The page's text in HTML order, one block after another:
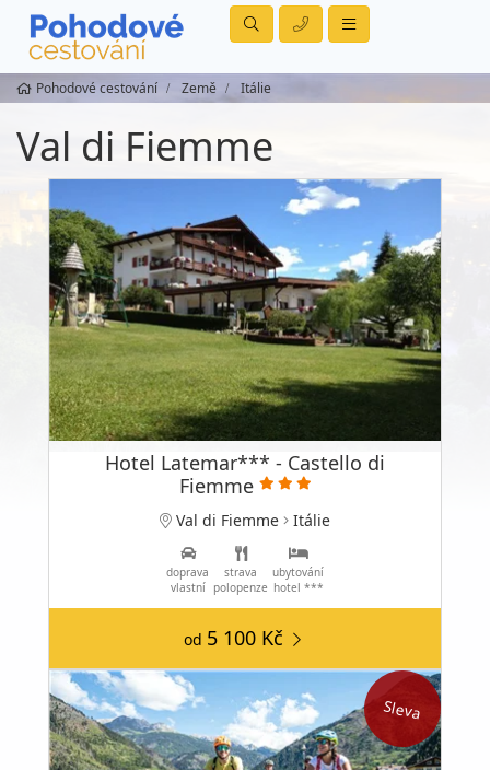
Pohodové cestování Země Itálie
Val di Fiemme
Hotel Latemar*** - Castello di
Fiemme
Val di Fiemme Itálie
doprava
vlastní
strava
polopenze
ubytování
hotel ***
od 5 100 Kč
Sleva